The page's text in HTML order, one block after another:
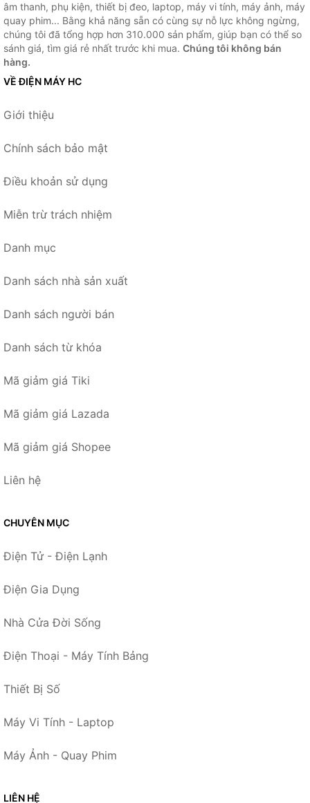
âm thanh, phụ kiện, thiết bị đeo, laptop, máy vi tính, máy ảnh, máy
quay phim... Bằng khả năng sẵn có cùng sự nỗ lực không ngừng,
chúng tôi đã tổng hợp hơn 310.000 sản phẩm, giúp bạn có thể so
sánh giá, tìm giá rẻ nhất trước khi mua. Chúng tôi không bán
hàng.
VỀ ĐIỆN MÁY HC
Giới thiệu
Chính sách bảo mật
Điều khoản sử dụng
Miễn trừ trách nhiệm
Danh mục
Danh sách nhà sản xuất
Danh sách người bán
Danh sách từ khóa
Mã giảm giá Tiki
Mã giảm giá Lazada
Mã giảm giá Shopee
Liên hệ
CHUYÊN MỤC
Điện Tử - Điện Lạnh
Điện Gia Dụng
Nhà Cửa Đời Sống
Điện Thoại - Máy Tính Bảng
Thiết Bị Số
Máy Vi Tính - Laptop
Máy Ảnh - Quay Phim
LIÊN HỆ